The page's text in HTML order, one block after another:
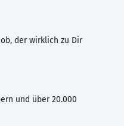
der wirklich zu Dir
und über 20.000